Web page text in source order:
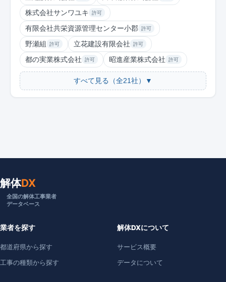
株式会社サンワユキ 許可
有限会社共栄資源管理センター小郡 許可
野瀬組 許可 立花建設有限会社 許可
都の実業株式会社 許可 昭進産業株式会社 許可
すべて見る（全21社）▼
解体DX
全国の解体工事業者
データベース
業者を探す
都道府県から探す
工事の種類から探す
解体DXについて
サービス概要
データについて